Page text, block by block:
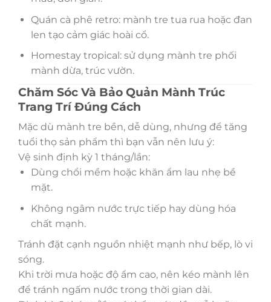
Quán cà phê retro: mành tre tua rua hoặc đan
len tạo cảm giác hoài cổ.
Homestay tropical: sử dụng mành tre phối
mành dừa, trúc vườn.
Chăm Sóc Và Bảo Quản Mành Trúc
Trang Trí Đúng Cách
Mặc dù mành tre bền, dễ dùng, nhưng để tăng
tuổi thọ sản phẩm thì bạn vẫn nên lưu ý:
Vệ sinh định kỳ 1 tháng/lần:
Dùng chổi mềm hoặc khăn ẩm lau nhẹ bề
mặt.
Không ngâm nước trực tiếp hay dùng hóa
chất mạnh.
Tránh đặt cạnh nguồn nhiệt mạnh như bếp, lò vi
sóng.
Khi trời mưa hoặc độ ẩm cao, nên kéo mành lên
để tránh ngấm nước trong thời gian dài.